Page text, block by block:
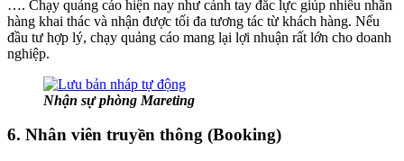
…. Chạy quảng cáo hiện nay như cánh tay đắc lực giúp nhiều nhãn
hàng khai thác và nhận được tối đa tương tác từ khách hàng. Nếu
đầu tư hợp lý, chạy quảng cáo mang lại lợi nhuận rất lớn cho doanh
nghiệp.
Nhận sự phòng Mareting
6. Nhân viên truyền thông (Booking)